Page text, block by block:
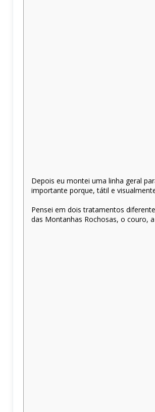
Depois eu montei uma linha geral
importante porque, tátil e
Pensei em dois tratamentos
das Montanhas Rochosas, o couro,